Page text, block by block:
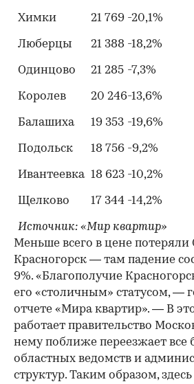
Химки 21 769 -20,1%
Люберцы 21 388 -18,2%
Одинцово 21 285 -7,3%
Королев 20 246-13,6%
Балашиха 19 353 -19,6%
Подольск 18 756 -9,2%
Ивантеевка 18 623 -10,2%
Щелково 17 344 -14,2%
Источник: «Мир квартир»
Меньше всего в цене
Красногорск — там падение
9%. «Благополучие
его «столичным» статусом, —
отчете «Мира квартир». — В
работает правительство
нему поближе переезжает все
областных ведомств и
структур. Таким образом,